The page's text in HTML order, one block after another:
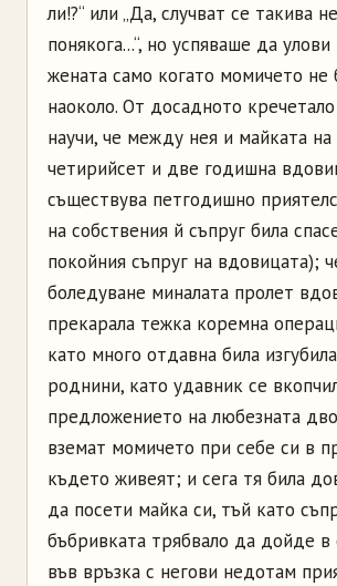
ли!?“ или „Да, случват се такива
понякога...“, но успяваше да
жената само когато момичето не
наоколо. От досадното
научи, че между нея и майката
четирийсет и две годишна
съществува петгодишно
на собствения й съпруг била
покойния съпруг на вдовицата);
боледуване миналата пролет
прекарала тежка коремна
като много отдавна била
роднини, като удавник се
предложението на любезната
вземат момичето при себе си в
където живеят; и сега тя била
да посети майка си, тъй като
бъбривката трябвало да дойде в
във връзка с негови недотам